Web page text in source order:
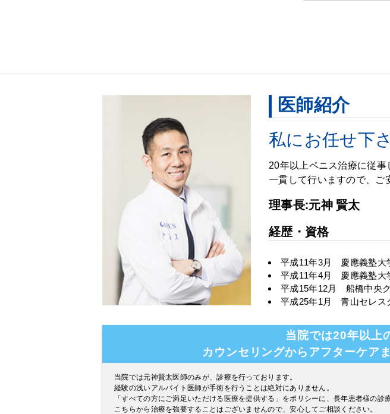
医師紹介
私にお任せ下さ
20年以上ペニス治療に従
一貫して行いますので、ご
理事長:元神 賢太
経歴・資格
平成11年3月 慶應義塾大
平成11年4月 慶應義塾大
平成15年12月 船橋中央
平成25年1月 青山セレ
当院では20年以上
カウンセリングからアフターケア
当院では元神賢太医師のみが、診療を行っております。
経験の浅いアルバイト医師が手術を行うことは絶対にありません。
「すべての方にご満足いただける医療を提供する」をポリシーに、長年患者様の診
こちらから治療を強要することはございませんので、安心してご相談ください。